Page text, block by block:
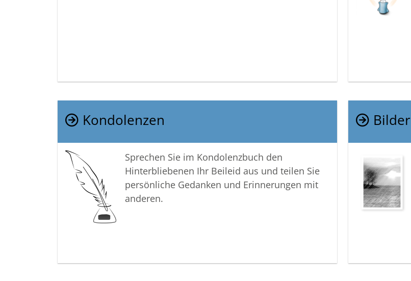
Kondolenzen
Sprechen Sie im Kondolenzbuch den
Hinterbliebenen Ihr Beileid aus und teilen Sie
persönliche Gedanken und Erinnerungen mit
anderen.
Bilder